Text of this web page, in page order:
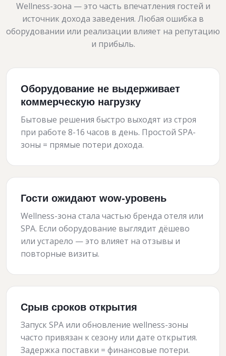
Wellness-зона — это часть впечатления гостей и
источник дохода заведения. Любая ошибка в
оборудовании или реализации влияет на репутацию
и прибыль.
Оборудование не выдерживает
коммерческую нагрузку
Бытовые решения быстро выходят из строя
при работе 8-16 часов в день. Простой SPA-
зоны = прямые потери дохода.
Гости ожидают wow-уровень
Wellness-зона стала частью бренда отеля или
SPA. Если оборудование выглядит дёшево
или устарело — это влияет на отзывы и
повторные визиты.
Срыв сроков открытия
Запуск SPA или обновление wellness-зоны
часто привязан к сезону или дате открытия.
Задержка поставки = финансовые потери.